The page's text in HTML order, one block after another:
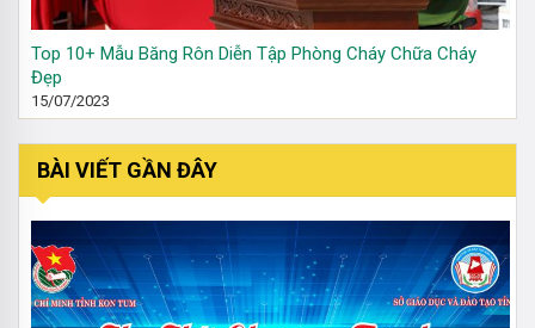
Top 10+ Mẫu Băng Rôn Diễn Tập Phòng Cháy Chữa Cháy
Đẹp
15/07/2023
BÀI VIẾT GẦN ĐÂY